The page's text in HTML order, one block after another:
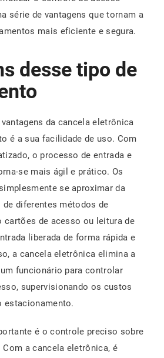
série de vantagens que tornam a
mais eficiente e segura.
desse tipo de
da cancela eletrônica
é a sua facilidade de uso. Com
o processo de entrada e
se mais ágil e prático. Os
se aproximar da
de diferentes métodos de
cartões de acesso ou leitura de
liberada de forma rápida e
a cancela eletrônica elimina a
funcionário para controlar
supervisionando os custos
estacionamento.
é o controle preciso sobre
a cancela eletrônica, é